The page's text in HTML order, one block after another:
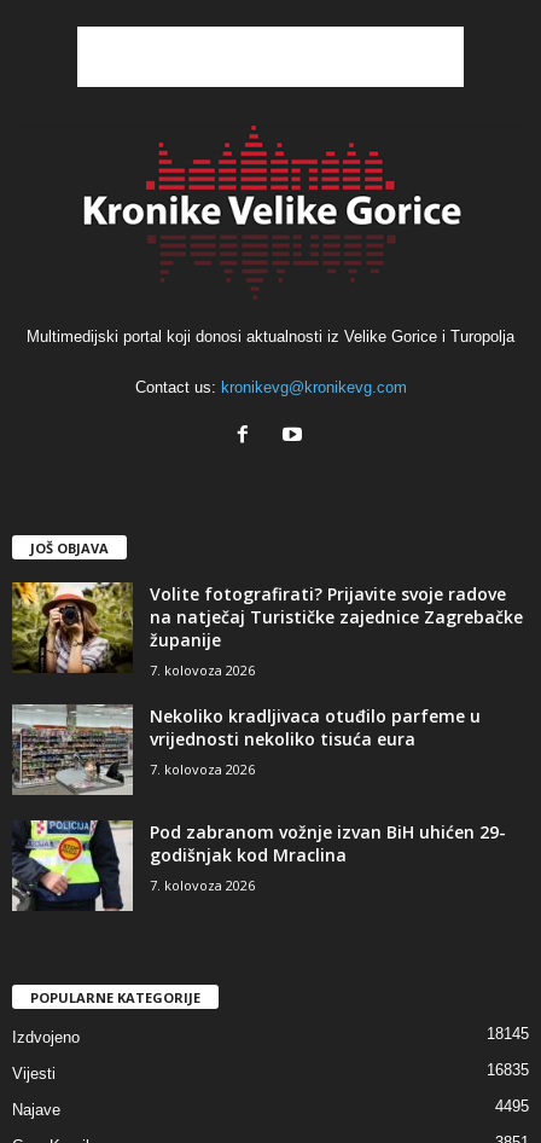
Multimedijski portal koji donosi aktualnosti iz Velike Gorice i Turopolja
Contact us: kronikevg@kronikevg.com
JOŠ OBJAVA
Volite fotografirati? Prijavite svoje radove
na natječaj Turističke zajednice Zagrebačke
županije
7. kolovoza 2026
Nekoliko kradljivaca otuđilo parfeme u
vrijednosti nekoliko tisuća eura
7. kolovoza 2026
Pod zabranom vožnje izvan BiH uhićen 29-
godišnjak kod Mraclina
7. kolovoza 2026
POPULARNE KATEGORIJE
Izdvojeno 18145
Vijesti 16835
Najave 4495